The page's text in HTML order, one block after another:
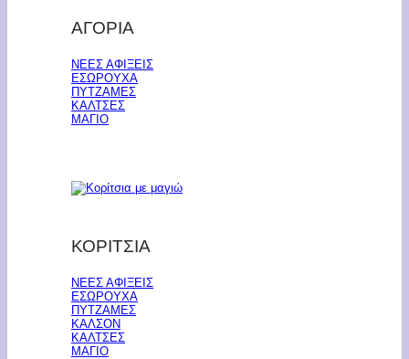
ΑΓΟΡΙΑ
ΝΕΕΣ ΑΦΙΞΕΙΣ
ΕΣΩΡΟΥΧΑ
ΠΥΤΖΑΜΕΣ
ΚΑΛΤΣΕΣ
ΜΑΓΙΟ
ΚΟΡΙΤΣΙΑ
ΝΕΕΣ ΑΦΙΞΕΙΣ
ΕΣΩΡΟΥΧΑ
ΠΥΤΖΑΜΕΣ
ΚΑΛΣΟΝ
ΚΑΛΤΣΕΣ
ΜΑΓΙΟ